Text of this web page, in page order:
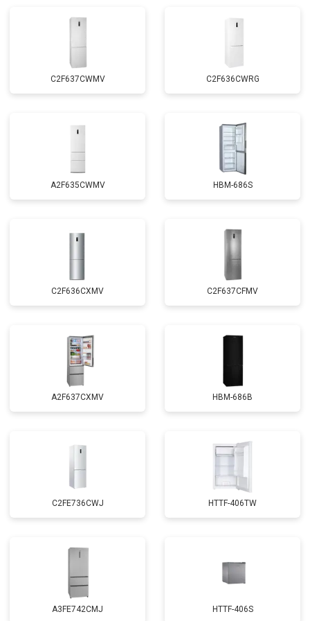
C2F637CWMV C2F636CWRG
A2F635CWMV HBM-686S
C2F636CXMV C2F637CFMV
A2F637CXMV HBM-686B
C2FE736CWJ HTTF-406TW
A3FE742CMJ HTTF-406S